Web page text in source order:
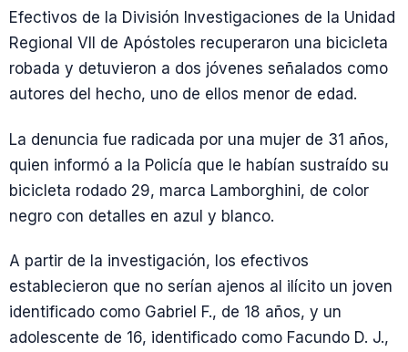
Efectivos de la División Investigaciones de la Unidad
Regional VII de Apóstoles recuperaron una bicicleta
robada y detuvieron a dos jóvenes señalados como
autores del hecho, uno de ellos menor de edad.
La denuncia fue radicada por una mujer de 31 años,
quien informó a la Policía que le habían sustraído su
bicicleta rodado 29, marca Lamborghini, de color
negro con detalles en azul y blanco.
A partir de la investigación, los efectivos
establecieron que no serían ajenos al ilícito un joven
identificado como Gabriel F., de 18 años, y un
adolescente de 16, identificado como Facundo D. J.,